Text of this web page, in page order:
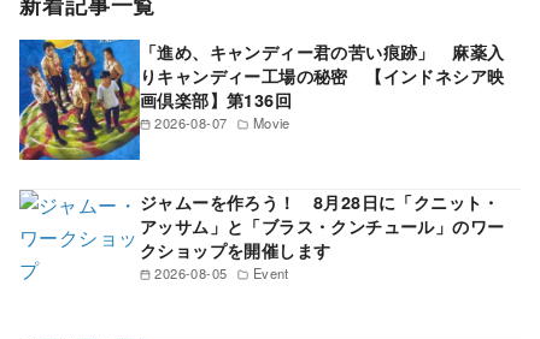
2026-08-07 Movie
「進め、キャンディー君の苦い痕跡」 麻薬入
りキャンディー工場の秘密 【インドネシア映
画倶楽部】第136回
2026-08-05 Event
ジャムーを作ろう！ 8月28日に「クニット・
アッサム」と「ブラス・クンチュール」のワー
クショップを開催します